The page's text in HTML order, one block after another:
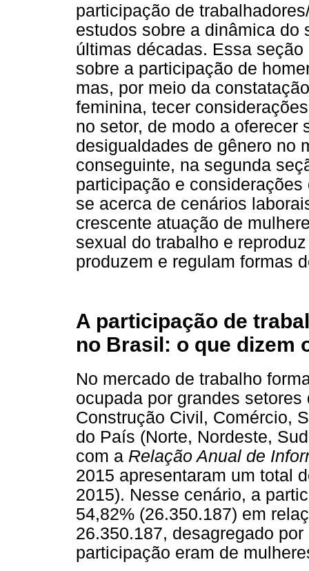
participação de
estudos sobre a dinâmica do
últimas décadas. Essa
sobre a participação de
mas, por meio da
feminina, tecer
no setor, de modo a oferecer
desigualdades de gênero no
conseguinte, na segunda
participação e
se acerca de cenários
crescente atuação de
sexual do trabalho e
produzem e regulam formas
A participação de
no Brasil: o que dizem
No mercado de trabalho
ocupada por grandes
Construção Civil, Comércio,
do País (Norte, Nordeste,
com a Relação Anual de
2015 apresentaram um total
2015). Nesse cenário, a
54,82% (26.350.187) em
26.350.187, desagregado
participação eram de